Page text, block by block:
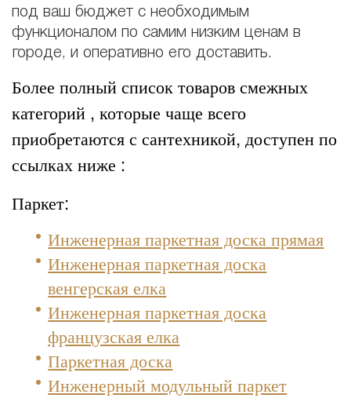
под ваш бюджет с необходимым
функционалом по самим низким ценам в
городе, и оперативно его доставить.
Более полный список товаров смежных
категорий , которые чаще всего
приобретаются с сантехникой, доступен по
ссылках ниже :
Паркет:
Инженерная паркетная доска прямая
Инженерная паркетная доска
венгерская елка
Инженерная паркетная доска
французская елка
Паркетная доска
Инженерный модульный паркет